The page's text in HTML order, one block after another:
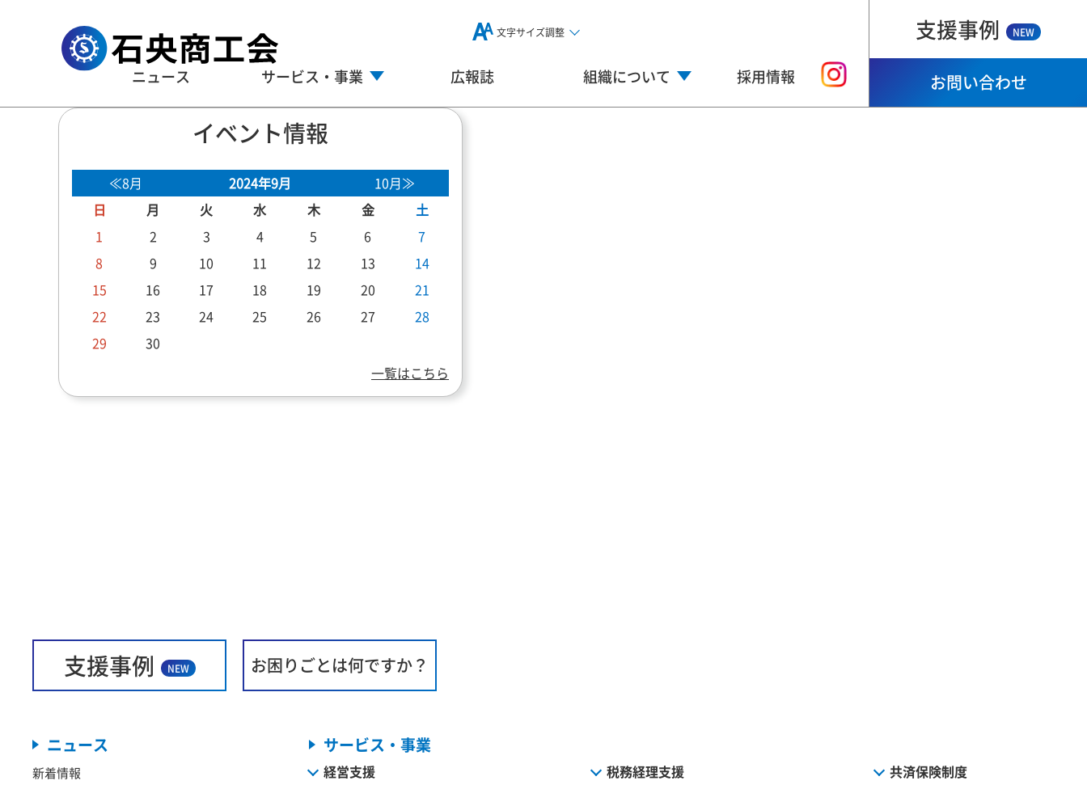
文字サイズ調整 支援事例 NEW
お問い合わせ
ニュース サービス・事業 広報誌 組織について 採用情報
イベント情報
≪8月 2024年9月
10月≫
日
月 火 水 木 金
土
1
2 3 4 5 6
7
8
9 10 11 12 13
14
15
16 17 18 19 20
21
22
23 24 25 26 27
28
29
30
一覧はこちら
支援事例 NEW お困りごとは何ですか？
ニュース
新着情報
サービス・事業
経営支援 税務経理支援 共済保険制度